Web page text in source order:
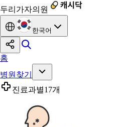
두리가자의원
한국어
홈
병원찾기
진료과별17개